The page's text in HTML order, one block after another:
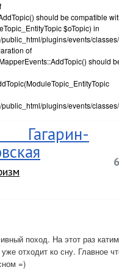
should be compatible
$oTopic) in
plugins/events/
of
should
plugins/events/
6
поход. На этот раз катим
отходит ко сну. Главное
=)